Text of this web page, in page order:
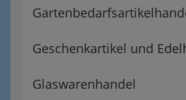
Geschenkartikel und
Glaswarenhandel